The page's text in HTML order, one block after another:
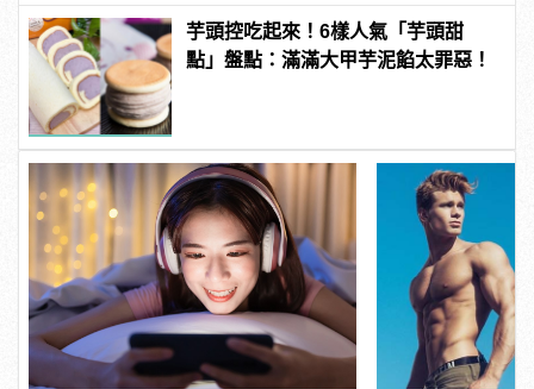
芋頭控吃起來！6樣人氣「芋頭甜
點」盤點：滿滿大甲芋泥餡太罪惡！